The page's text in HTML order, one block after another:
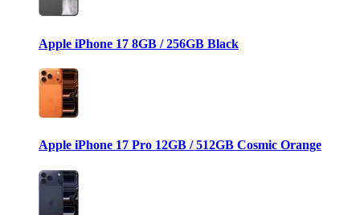
Apple iPhone 17 8GB / 256GB Black
Apple iPhone 17 Pro 12GB / 512GB Cosmic Orange